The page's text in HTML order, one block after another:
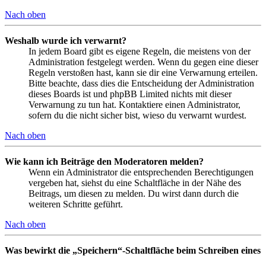
Nach oben
Weshalb wurde ich verwarnt?
In jedem Board gibt es eigene Regeln, die meistens von der
Administration festgelegt werden. Wenn du gegen eine dieser
Regeln verstoßen hast, kann sie dir eine Verwarnung erteilen.
Bitte beachte, dass dies die Entscheidung der Administration
dieses Boards ist und phpBB Limited nichts mit dieser
Verwarnung zu tun hat. Kontaktiere einen Administrator,
sofern du die nicht sicher bist, wieso du verwarnt wurdest.
Nach oben
Wie kann ich Beiträge den Moderatoren melden?
Wenn ein Administrator die entsprechenden Berechtigungen
vergeben hat, siehst du eine Schaltfläche in der Nähe des
Beitrags, um diesen zu melden. Du wirst dann durch die
weiteren Schritte geführt.
Nach oben
Was bewirkt die „Speichern“-Schaltfläche beim Schreiben eines